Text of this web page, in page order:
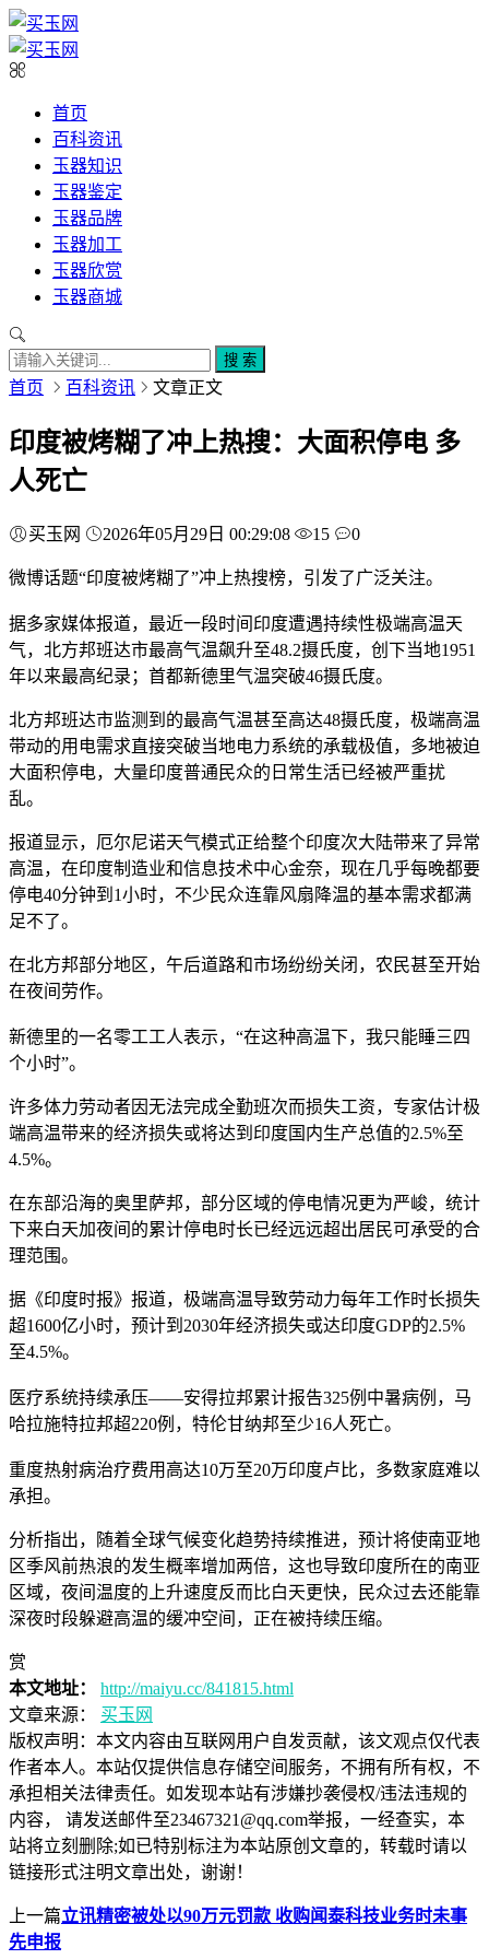
首页
百科资讯
玉器知识
玉器鉴定
玉器品牌
玉器加工
玉器欣赏
玉器商城
搜 索
首页 百科资讯 文章正文
印度被烤糊了冲上热搜：大面积停电 多
人死亡
买玉网 2026年05月29日 00:29:08 15 0
微博话题“印度被烤糊了”冲上热搜榜，引发了广泛关注。
据多家媒体报道，最近一段时间印度遭遇持续性极端高温天
气，北方邦班达市最高气温飙升至48.2摄氏度，创下当地1951
年以来最高纪录；首都新德里气温突破46摄氏度。
北方邦班达市监测到的最高气温甚至高达48摄氏度，极端高温
带动的用电需求直接突破当地电力系统的承载极值，多地被迫
大面积停电，大量印度普通民众的日常生活已经被严重扰
乱。
报道显示，厄尔尼诺天气模式正给整个印度次大陆带来了异常
高温，在印度制造业和信息技术中心金奈，现在几乎每晚都要
停电40分钟到1小时，不少民众连靠风扇降温的基本需求都满
足不了。
在北方邦部分地区，午后道路和市场纷纷关闭，农民甚至开始
在夜间劳作。
新德里的一名零工工人表示，“在这种高温下，我只能睡三四
个小时”。
许多体力劳动者因无法完成全勤班次而损失工资，专家估计极
端高温带来的经济损失或将达到印度国内生产总值的2.5%至
4.5%。
在东部沿海的奥里萨邦，部分区域的停电情况更为严峻，统计
下来白天加夜间的累计停电时长已经远远超出居民可承受的合
理范围。
据《印度时报》报道，极端高温导致劳动力每年工作时长损失
超1600亿小时，预计到2030年经济损失或达印度GDP的2.5%
至4.5%。
医疗系统持续承压——安得拉邦累计报告325例中暑病例，马
哈拉施特拉邦超220例，特伦甘纳邦至少16人死亡。
重度热射病治疗费用高达10万至20万印度卢比，多数家庭难以
承担。
分析指出，随着全球气候变化趋势持续推进，预计将使南亚地
区季风前热浪的发生概率增加两倍，这也导致印度所在的南亚
区域，夜间温度的上升速度反而比白天更快，民众过去还能靠
深夜时段躲避高温的缓冲空间，正在被持续压缩。
赏
本文地址：
http://maiyu.cc/841815.html
文章来源：
买玉网
版权声明： 本文内容由互联网用户自发贡献，该文观点仅代表
作者本人。本站仅提供信息存储空间服务，不拥有所有权，不
承担相关法律责任。如发现本站有涉嫌抄袭侵权/违法违规的
内容， 请发送邮件至23467321@qq.com举报，一经查实，本
站将立刻删除;如已特别标注为本站原创文章的，转载时请以
链接形式注明文章出处，谢谢！
上一篇立讯精密被处以90万元罚款 收购闻泰科技业务时未事
先申报